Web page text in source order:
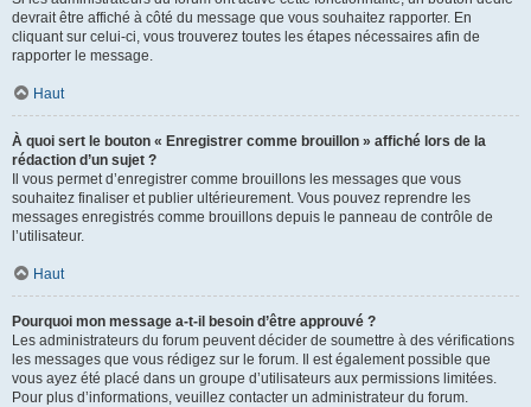
devrait être affiché à côté du message que vous souhaitez rapporter. En
cliquant sur celui-ci, vous trouverez toutes les étapes nécessaires afin de
rapporter le message.
Haut
À quoi sert le bouton « Enregistrer comme brouillon » affiché lors de la
rédaction d’un sujet ?
Il vous permet d’enregistrer comme brouillons les messages que vous
souhaitez finaliser et publier ultérieurement. Vous pouvez reprendre les
messages enregistrés comme brouillons depuis le panneau de contrôle de
l’utilisateur.
Haut
Pourquoi mon message a-t-il besoin d’être approuvé ?
Les administrateurs du forum peuvent décider de soumettre à des vérifications
les messages que vous rédigez sur le forum. Il est également possible que
vous ayez été placé dans un groupe d’utilisateurs aux permissions limitées.
Pour plus d’informations, veuillez contacter un administrateur du forum.